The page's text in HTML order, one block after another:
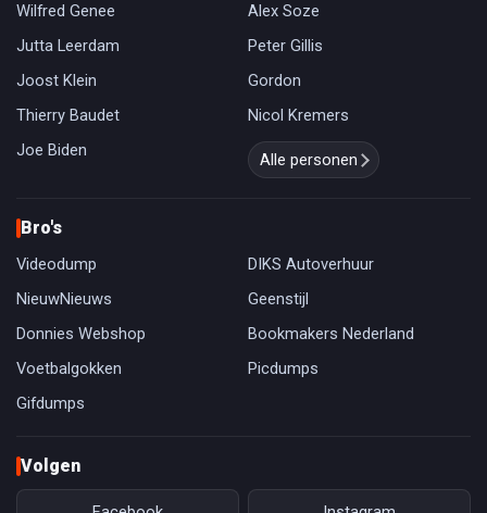
Wilfred Genee
Alex Soze
Jutta Leerdam
Peter Gillis
Joost Klein
Gordon
Thierry Baudet
Nicol Kremers
Joe Biden
Alle personen
Bro's
Videodump
DIKS Autoverhuur
NieuwNieuws
Geenstijl
Donnies Webshop
Bookmakers Nederland
Voetbalgokken
Picdumps
Gifdumps
Volgen